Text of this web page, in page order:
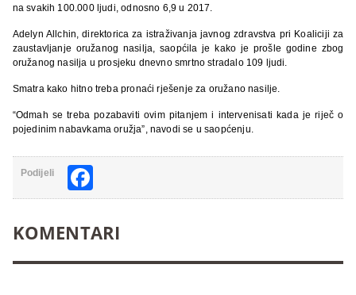
na svakih 100.000 ljudi, odnosno 6,9 u 2017.
Adelyn Allchin, direktorica za istraživanja javnog zdravstva pri Koaliciji za
zaustavljanje oružanog nasilja, saopćila je kako je prošle godine zbog
oružanog nasilja u prosjeku dnevno smrtno stradalo 109 ljudi.
Smatra kako hitno treba pronaći rješenje za oružano nasilje.
“Odmah se treba pozabaviti ovim pitanjem i intervenisati kada je riječ o
pojedinim nabavkama oružja”, navodi se u saopćenju.
Podijeli
KOMENTARI